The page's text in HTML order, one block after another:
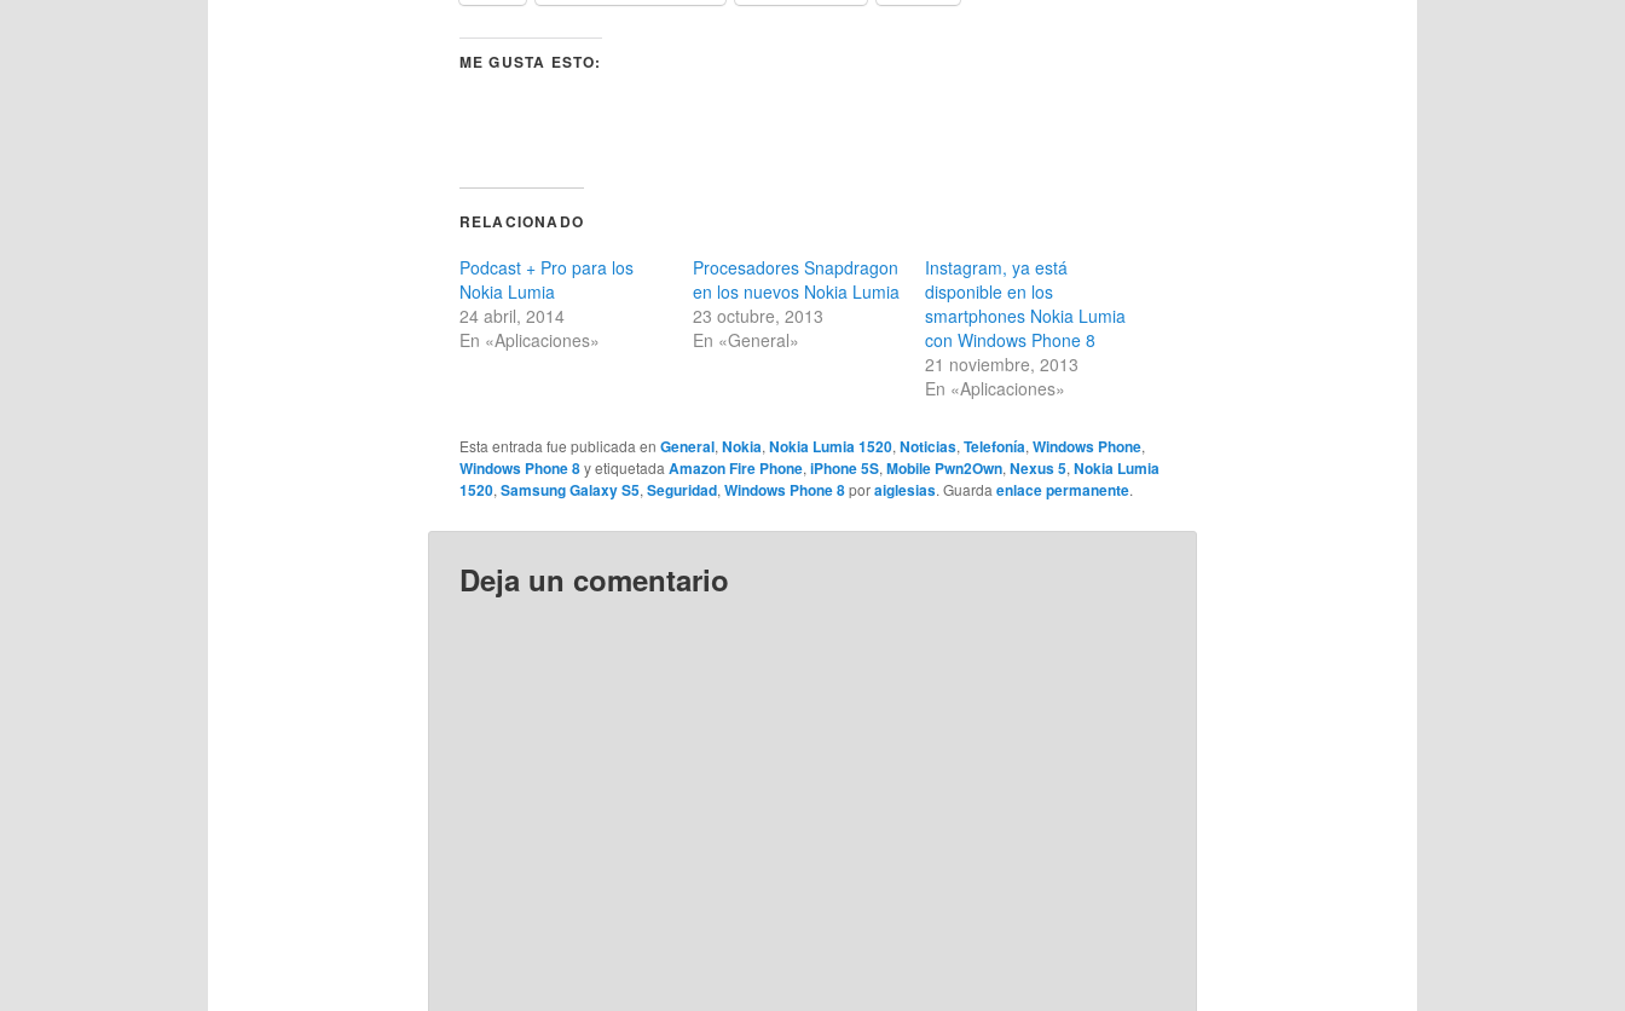
ME GUSTA ESTO:
RELACIONADO
Podcast + Pro para los
Nokia Lumia
24 abril, 2014
En «Aplicaciones»
Procesadores Snapdragon
en los nuevos Nokia Lumia
23 octubre, 2013
En «General»
Instagram, ya está
disponible en los
smartphones Nokia Lumia
con Windows Phone 8
21 noviembre, 2013
En «Aplicaciones»
Esta entrada fue publicada en General, Nokia, Nokia Lumia 1520, Noticias, Telefonía, Windows Phone,
Windows Phone 8y etiquetada Amazon Fire Phone, iPhone 5S, Mobile Pwn2Own, Nexus 5, Nokia Lumia
1520, Samsung Galaxy S5, Seguridad, Windows Phone 8poraiglesias. Guarda enlace permanente.
Deja un comentario